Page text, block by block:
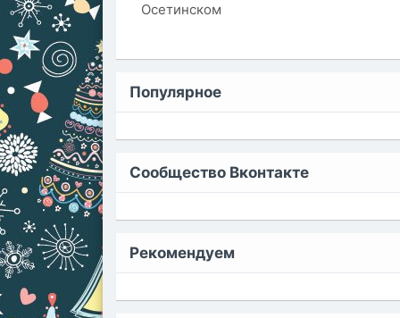
Осетинском
Популярное
Сообщество Вконтакте
Рекомендуем